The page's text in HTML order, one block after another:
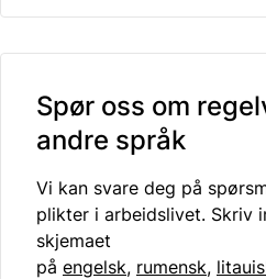
Spør oss om
andre språk
Vi kan svare deg på
plikter i arbeidslivet. Skriv
skjemaet
på engelsk, rumensk,